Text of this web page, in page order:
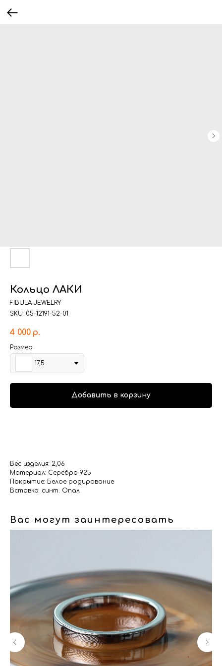
Кольцо ЛАКИ
FIBULA JEWELRY
SKU: 05-12191-52-01
4 000 р.
Размер
17,5
Добавить в корзину
Вес изделия: 2,06
Материал: Серебро 925
Покрытие: Белое родирование
Вставка: синт. Опал
Вас могут заинтересовать